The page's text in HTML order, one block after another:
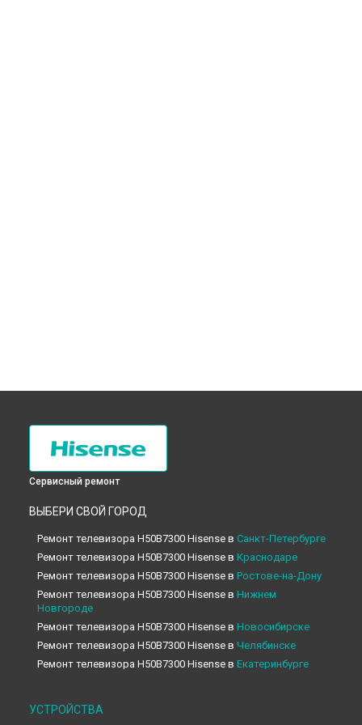
Сервисный ремонт
ВЫБЕРИ СВОЙ ГОРОД
Ремонт телевизора H50B7300 Hisense в Санкт-Петербурге
Ремонт телевизора H50B7300 Hisense в Краснодаре
Ремонт телевизора H50B7300 Hisense в Ростове-на-Дону
Ремонт телевизора H50B7300 Hisense в Нижнем
Новгороде
Ремонт телевизора H50B7300 Hisense в Новосибирске
Ремонт телевизора H50B7300 Hisense в Челябинске
Ремонт телевизора H50B7300 Hisense в Екатеринбурге
Ремонт телевизора H50B7300 Hisense в
УСТРОЙСТВА